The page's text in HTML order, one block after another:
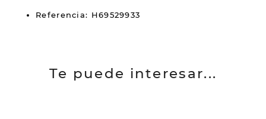
Referencia: H69529933
Te puede interesar...